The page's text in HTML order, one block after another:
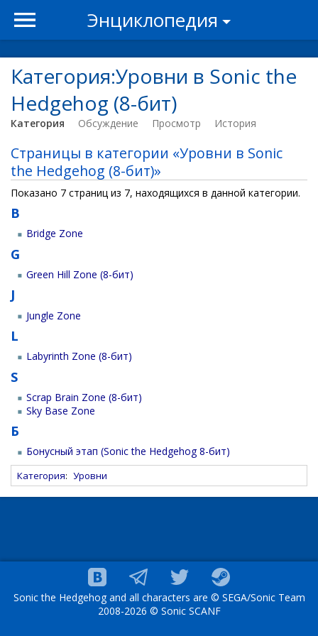
Энциклопедия
Категория:Уровни в Sonic the
Hedgehog (8-бит)
Категория Обсуждение Просмотр История
Страницы в категории «Уровни в Sonic
the Hedgehog (8-бит)»
Показано 7 страниц из 7, находящихся в данной категории.
B
Bridge Zone
G
Green Hill Zone (8-бит)
J
Jungle Zone
L
Labyrinth Zone (8-бит)
S
Scrap Brain Zone (8-бит)
Sky Base Zone
Б
Бонусный этап (Sonic the Hedgehog 8-бит)
Категория: Уровни
Sonic the Hedgehog and all characters are © SEGA/Sonic Team
2008-2026 © Sonic SCANF